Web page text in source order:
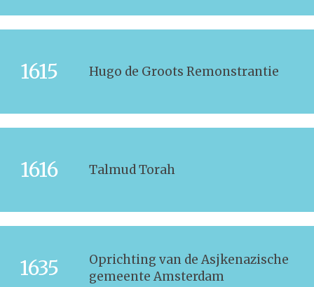
1615 Hugo de Groots Remonstrantie
1616 Talmud Torah
1635
Oprichting van de Asjkenazische
gemeente Amsterdam